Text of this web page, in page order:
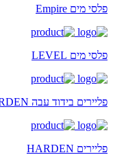
פלסי מים Empire
פלסי מים LEVEL
פליירים בידוד עבה HARDEN
פליירים HARDEN